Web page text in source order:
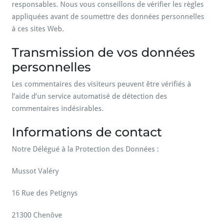
responsables. Nous vous conseillons de vérifier les règles
appliquées avant de soumettre des données personnelles
à ces sites Web.
Transmission de vos données
personnelles
Les commentaires des visiteurs peuvent être vérifiés à
l’aide d’un service automatisé de détection des
commentaires indésirables.
Informations de contact
Notre Délégué à la Protection des Données :
Mussot Valéry
16 Rue des Petignys
21300 Chenôve